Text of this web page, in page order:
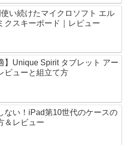
い続けたマイクロソフト エル
クスキーボード｜レビュー
】Unique Spirit タブレット アー
ビューと組立て方
ない！iPad第10世代のケースの
＆レビュー